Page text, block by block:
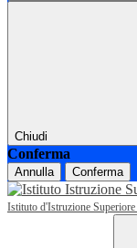
Chiudi
Conferma
Annulla Conferma
Istituto d'Istruzione Superiore